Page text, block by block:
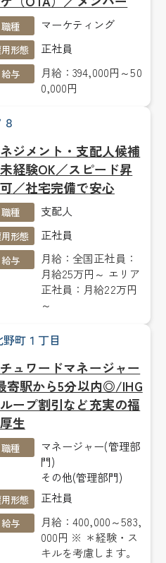
職種 マーケティング
形態 正社員
給与
月給：394,000円～50
0,000円
ジメント・支配人候補
未経験OK／スピード昇
／社宅完備で安心
職種 支配人
形態 正社員
給与
月給：全国正社員：
月給25万円～ エリア
正社員：月給22万円
～
町１丁目
ュワードマネージャー
寄駅から5分以内◎/IHG
ープ割引など充実の福
生
職種
マネージャー(管理部
門)
その他(管理部門)
形態 正社員
給与
月給：400,000～583,
000円 ※ ＊経験・ス
キルを考慮します。